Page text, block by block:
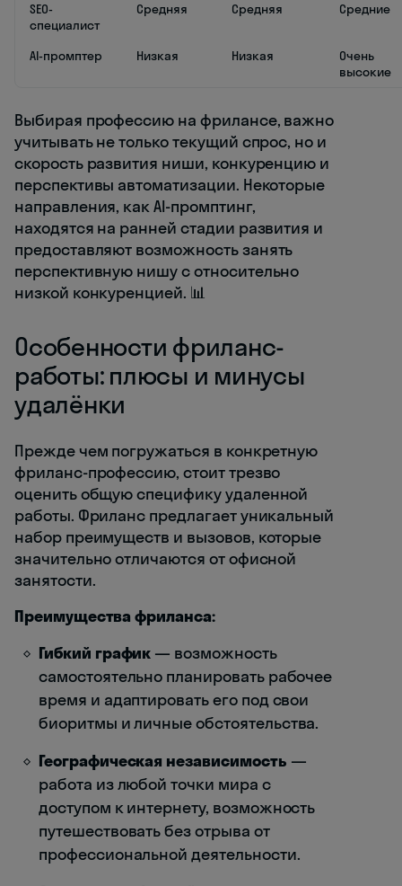
SEO-
специалист
Средняя Средняя Средние
AI-промптер Низкая Низкая
Очень
высокие
Выбирая профессию на фрилансе, важно
учитывать не только текущий спрос, но и
скорость развития ниши, конкуренцию и
перспективы автоматизации. Некоторые
направления, как AI-промптинг,
находятся на ранней стадии развития и
предоставляют возможность занять
перспективную нишу с относительно
низкой конкуренцией. 📊
Особенности фриланс-
работы: плюсы и минусы
удалёнки
Прежде чем погружаться в конкретную
фриланс-профессию, стоит трезво
оценить общую специфику удаленной
работы. Фриланс предлагает уникальный
набор преимуществ и вызовов, которые
значительно отличаются от офисной
занятости.
Преимущества фриланса:
Гибкий график — возможность
самостоятельно планировать рабочее
время и адаптировать его под свои
биоритмы и личные обстоятельства.
Географическая независимость —
работа из любой точки мира с
доступом к интернету, возможность
путешествовать без отрыва от
профессиональной деятельности.